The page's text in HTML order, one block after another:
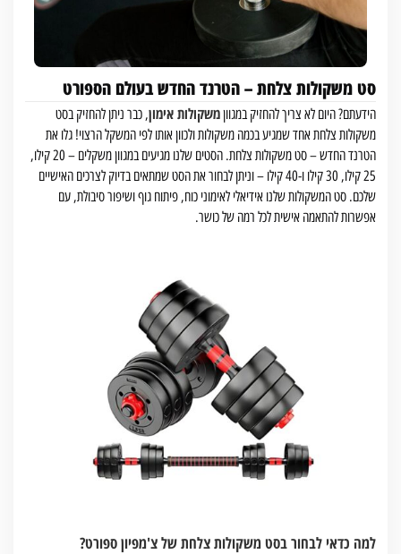
סט משקולות צלחת – הטרנד החדש בעולם הספורט
הידעתם? היום לא צריך להחזיק במגווןמשקולות אימון, כבר ניתן להחזיק בסט
משקולות צלחת אחד שמגיע בכמה משקולות ולכוון אותו לפי המשקל הרצוי! גלו את
הטרנד החדש – סט משקולות צלחת. הסטים שלנו מגיעים במגוון משקלים – 20 קילו,
25 קילו, 30 קילו ו-40 קילו – וניתן לבחור את הסט שמתאים בדיוק לצרכים האישיים
שלכם. סט המשקולות שלנו אידיאלי לאימוני כוח, פיתוח גוף ושיפור סיבולת, עם
אפשרות להתאמה אישית לכל רמה של כושר.
למה כדאי לבחור בסט משקולות צלחת של צ'מפיון ספורט?